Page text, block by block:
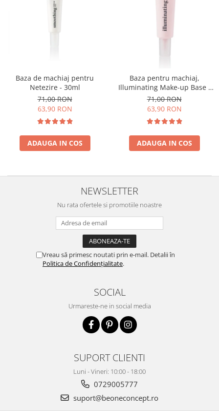
Baza de machiaj pentru
Netezire - 30ml
71,00 RON
63,90 RON
ADAUGA IN COS
Baza pentru machiaj,
Illuminating Make-up Base -
30ml
71,00 RON
63,90 RON
ADAUGA IN COS
NEWSLETTER
Nu rata ofertele si promotiile noastre
Vreau să primesc noutati prin e-mail. Detalii în
Politica de Confidențialitate.
SOCIAL
Urmareste-ne in social media
SUPORT CLIENTI
Luni - Vineri: 10:00 - 18:00
0729005777
suport@beoneconcept.ro